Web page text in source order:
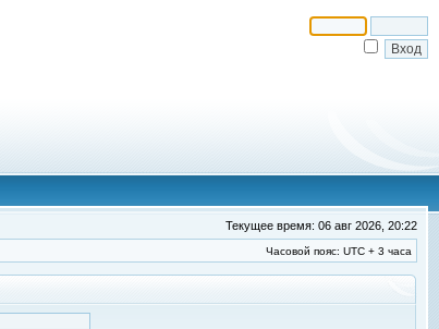
Текущее время: 06 авг 2026, 20:22
Часовой пояс: UTC + 3 часа